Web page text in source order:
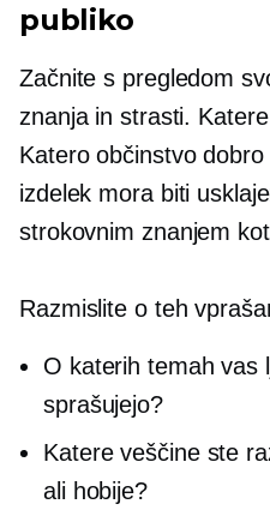
publiko
Začnite s pregledom
znanja in strasti.
Katero občinstvo
izdelek mora biti
strokovnim znanjem
Razmislite o teh
O katerih temah vas
sprašujejo?
Katere veščine ste
ali hobije?